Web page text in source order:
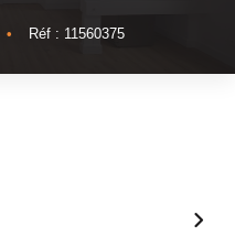
• Réf : 11560375